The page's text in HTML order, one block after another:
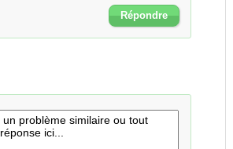
Répondre